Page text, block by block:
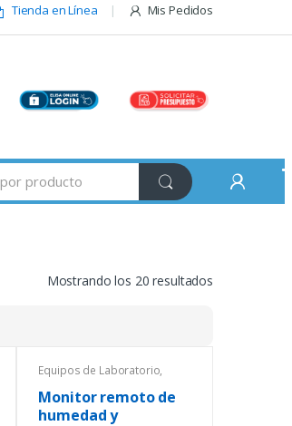
Tienda en Línea Mis Pedidos
Mostrando los 20 resultados
Equipos de Laboratorio,
Temperatura
Termohigrómetros
Monitor remoto de
humedad y